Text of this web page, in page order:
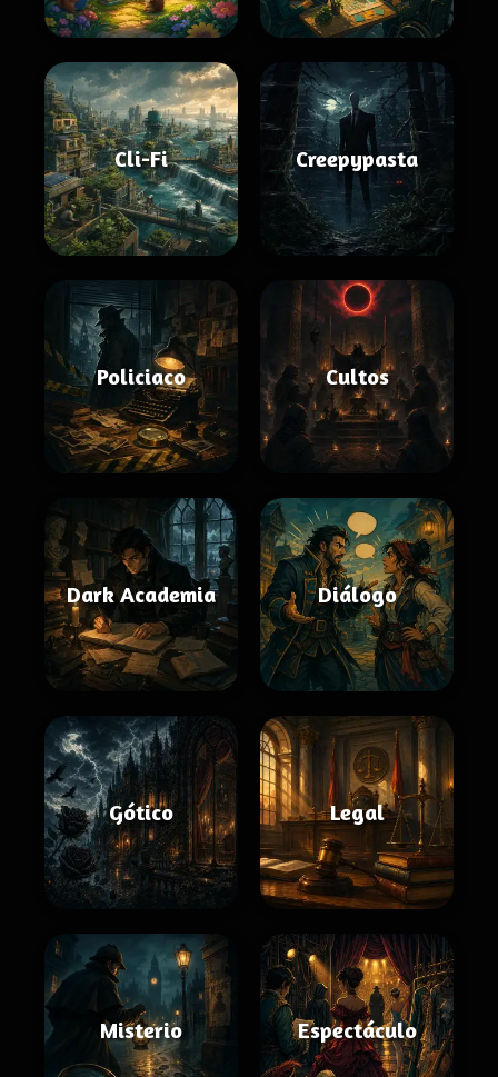
Cli-Fi Creepypasta
Policiaco Cultos
Dark Academia Diálogo
Gótico Legal
Misterio Espectáculo